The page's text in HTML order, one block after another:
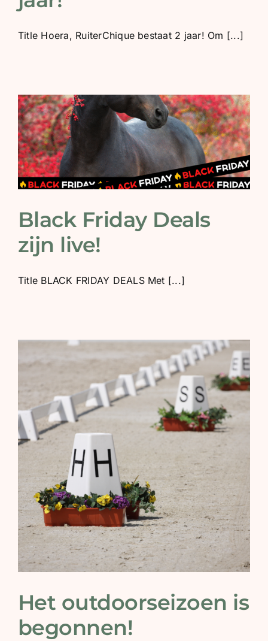
SHOWROOM
Title Hoera, RuiterChique bestaat 2 jaar! Om [...]
Black Friday Deals
zijn live!
Title BLACK FRIDAY DEALS Met [...]
Het outdoorseizoen is
begonnen!